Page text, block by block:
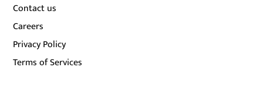
Contact us
Careers
Privacy Policy
Terms of Services